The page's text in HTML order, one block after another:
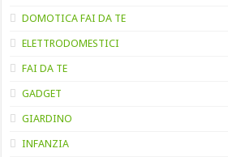
DOMOTICA FAI DA TE
ELETTRODOMESTICI
FAI DA TE
GADGET
GIARDINO
INFANZIA